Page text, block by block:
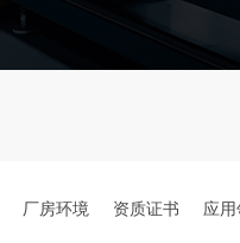
厂房环境 资质证书 应